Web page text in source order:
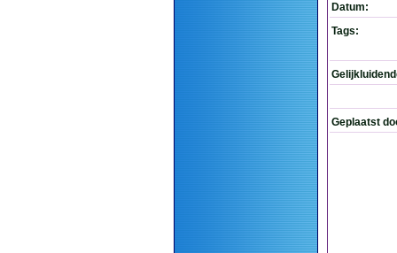
Datum:
Tags:
Geplaatst